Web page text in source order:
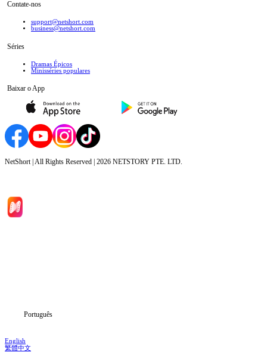
Contate-nos
support@netshort.com
business@netshort.com
Séries
Dramas Épicos
Minisséries populares
Baixar o App
NetShort | All Rights Reserved | 2026 NETSTORY PTE. LTD.
Português
English
繁體中文